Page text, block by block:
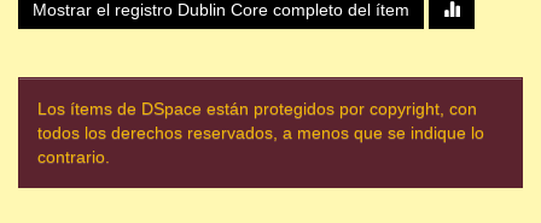
Mostrar el registro Dublin Core completo del ítem
Los ítems de DSpace están protegidos por copyright, con
todos los derechos reservados, a menos que se indique lo
contrario.